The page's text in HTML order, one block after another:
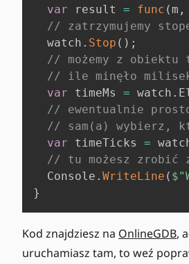
var result = func ( m ,
// zatrzymujemy
  watch
. Stop ( ) ;
// możemy z obiektu
// ile minęło
var timeMs = watch .
// ewentualnie
// sam(a) wybierz,
var timeTicks =
// tu możesz zrobić
  Console
. WriteLine (
}
Kod znajdziesz na OnlineGDB,
uruchamiasz tam, to weź